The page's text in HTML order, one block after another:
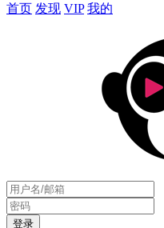
首页 发现 VIP 我的